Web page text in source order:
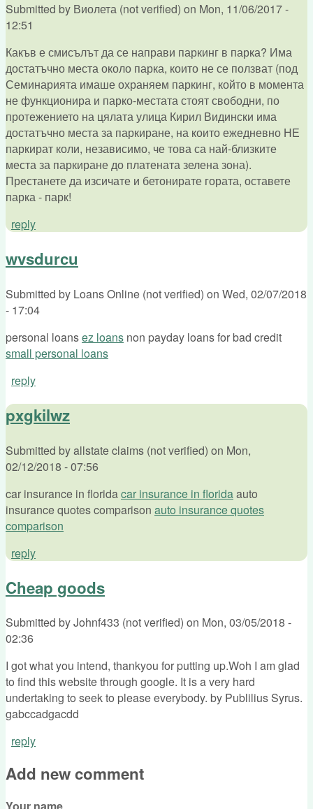
Submitted by Виолета (not verified) on Mon, 11/06/2017 -
12:51
Какъв е смисълът да се направи паркинг в парка? Има
достатъчно места около парка, които не се ползват (под
Семинарията имаше охраняем паркинг, който в момента
не функционира и парко-местата стоят свободни, по
протежението на цялата улица Кирил Видински има
достатъчно места за паркиране, на които ежедневно НЕ
паркират коли, независимо, че това са най-близките
места за паркиране до платената зелена зона).
Престанете да изсичате и бетонирате гората, оставете
парка - парк!
reply
wvsdurcu
Submitted by Loans Online (not verified) on Wed, 02/07/2018
- 17:04
personal loansez loans non payday loans for bad credit
small personal loans
reply
pxgkilwz
Submitted byallstate claims (not verified) on Mon,
02/12/2018 - 07:56
car insurance in floridacar insurance in floridaauto
insurance quotes comparison auto insurance quotes
comparison
reply
Cheap goods
Submitted byJohnf433 (not verified) on Mon, 03/05/2018 -
02:36
I got what you intend, thankyou for putting up.Woh I am glad
to find this website through google. It is a very hard
undertaking to seek to please everybody. by Publilius Syrus.
gabccadgacdd
reply
Add new comment
Your name